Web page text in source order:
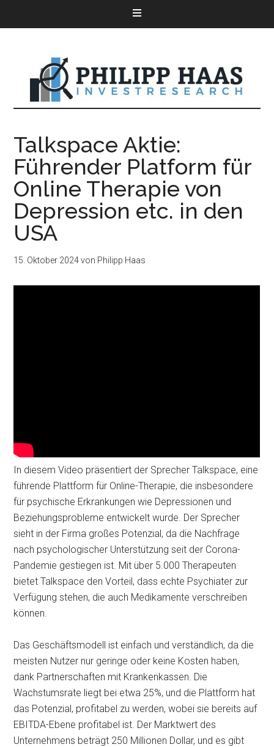
Talkspace Aktie:
Führender Platform für
Online Therapie von
Depression etc. in den
USA
15. Oktober 2024von Philipp Haas
In diesem Video präsentiert der Sprecher Talkspace, eine
führende Plattform für Online-Therapie, die insbesondere
für psychische Erkrankungen wie Depressionen und
Beziehungsprobleme entwickelt wurde. Der Sprecher
sieht in der Firma großes Potenzial, da die Nachfrage
nach psychologischer Unterstützung seit der Corona-
Pandemie gestiegen ist. Mit über 5.000 Therapeuten
bietet Talkspace den Vorteil, dass echte Psychiater zur
Verfügung stehen, die auch Medikamente verschreiben
können.
Das Geschäftsmodell ist einfach und verständlich, da die
meisten Nutzer nur geringe oder keine Kosten haben,
dank Partnerschaften mit Krankenkassen. Die
Wachstumsrate liegt bei etwa 25%, und die Plattform hat
das Potenzial, profitabel zu werden, wobei sie bereits auf
EBITDA-Ebene profitabel ist. Der Marktwert des
Unternehmens beträgt 250 Millionen Dollar, und es gibt